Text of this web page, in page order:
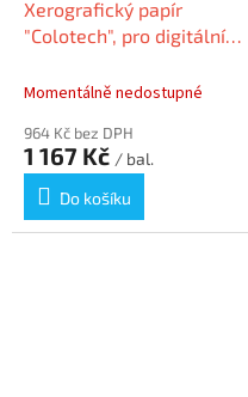
Xerografický papír
"Colotech", pro digitální
90g, XEROX
Momentálně nedostupné
964 Kč bez DPH
1 167 Kč / bal.
Do košíku